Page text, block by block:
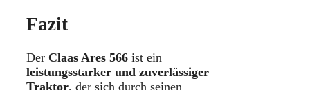
Fazit
Der Claas Ares 566 ist ein
leistungsstarker und zuverlässiger
Traktor, der sich durch seinen